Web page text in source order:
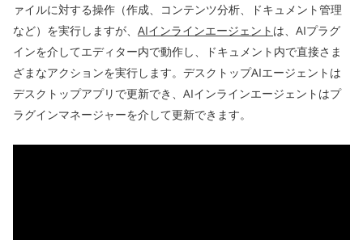
ァイルに対する操作（作成、コンテンツ分析、ドキュメント管理
など）を実行しますが、 AIインラインエージェント は、AIプラグ
インを介してエディター内で動作し、ドキュメント内で直接さま
ざまなアクションを実行します。デスクトップAIエージェントは
デスクトップアプリで更新でき、AIインラインエージェントはプ
ラグインマネージャーを介して更新できます。